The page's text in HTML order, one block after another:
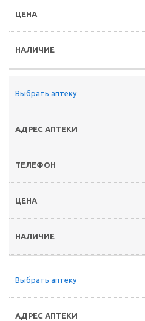
Выбрать аптеку
Выбрать аптеку